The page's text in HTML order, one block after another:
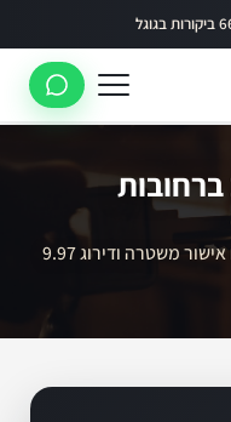
בגוגל
ברחובות
שירות מנעולן מקצועי, מהיר ואמין, עם אישור משטרה ודירוג 9.97